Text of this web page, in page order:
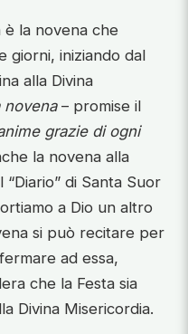
è la novena che
giorni, iniziando dal
alla Divina
novena– promise il
grazie di ogni
la novena alla
di Santa Suor
a Dio un altro
si può recitare per
ad essa,
che la Festa sia
Divina Misericordia.